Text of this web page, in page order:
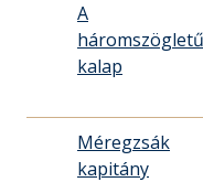
A
háromszögletű
kalap
Méregzsák
kapitány